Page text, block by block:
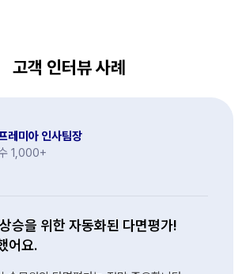
고객 인터뷰 사례
레미아 인사팀장
1,000+
승을 위한 자동화된 다면평가!
어요.